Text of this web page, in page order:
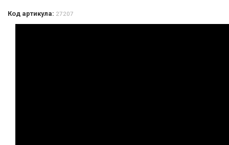
Код артикула: 27207